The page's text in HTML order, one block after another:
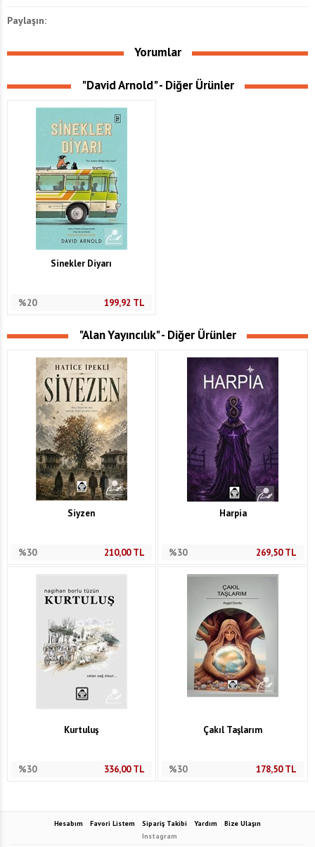
Paylaşın:
Yorumlar
"David Arnold" - Diğer Ürünler
Sinekler Diyarı
%20 199,92 TL
"Alan Yayıncılık" - Diğer Ürünler
Siyzen
%30 210,00TL
Harpia
%30 269,50TL
Kurtuluş
%30 336,00TL
Çakıl Taşlarım
%30 178,50TL
Hesabım Favori Listem Sipariş Takibi Yardım
Bize Ulaşın
Instagram